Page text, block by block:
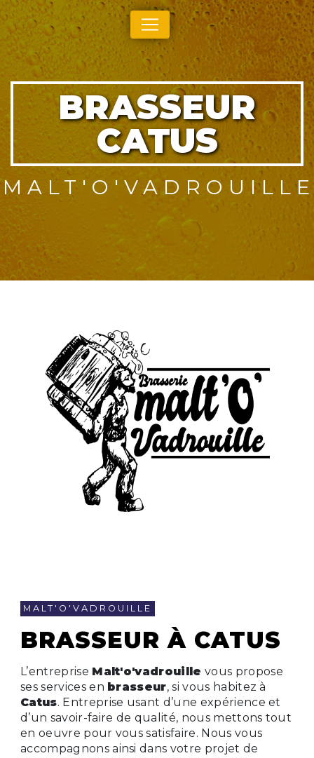
BRASSEUR
CATUS
MALT'O'VADROUILLE
BRASSEUR À CATUS
L’entreprise Malt'o'vadrouille vous propose
ses services en brasseur, si vous habitez à
Catus. Entreprise usant d’une expérience et
d’un savoir-faire de qualité, nous mettons tout
en oeuvre pour vous satisfaire. Nous vous
accompagnons ainsi dans votre projet de
Panneau de gestion des cookies